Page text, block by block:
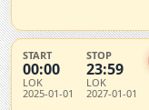
START
00:00
LOK
2025-01-01
STOP
23:59
LOK
2027-01-01